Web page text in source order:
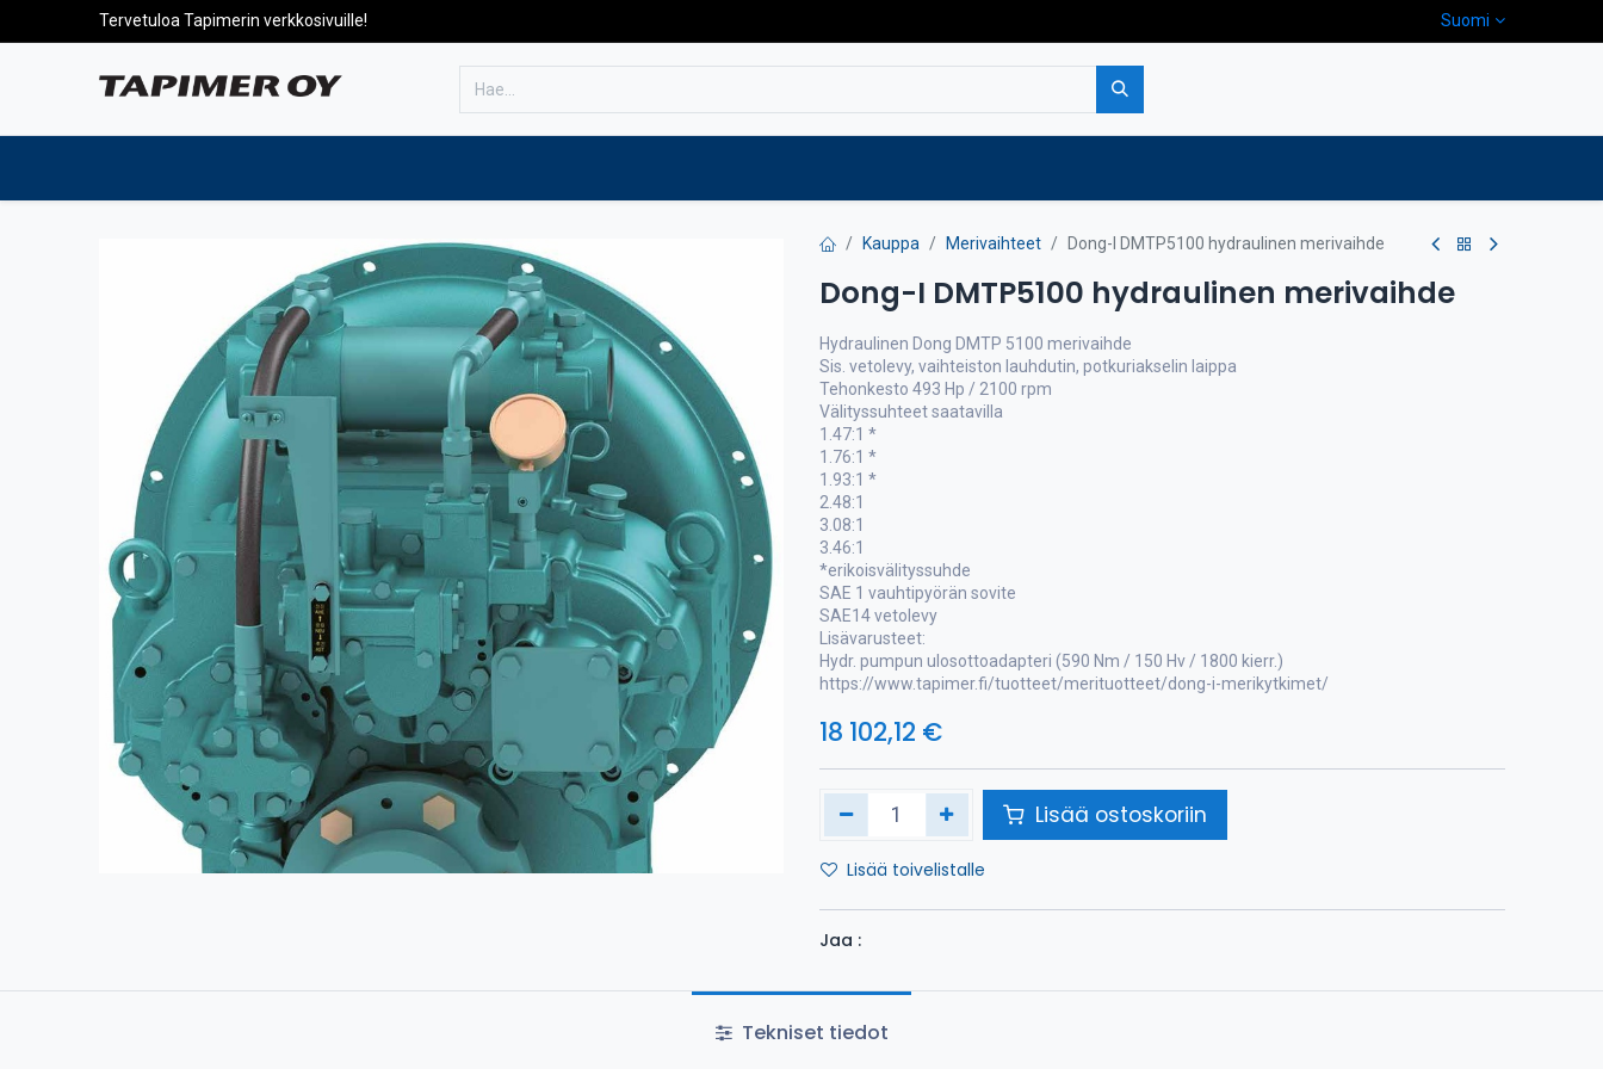
Tervetuloa Tapimerin verkkosivuille! Suomi
Kauppa Merivaihteet Dong-I DMTP5100 hydraulinen merivaihde
Dong-I DMTP5100 hydraulinen merivaihde
Hydraulinen Dong DMTP 5100 merivaihde
Sis. vetolevy, vaihteiston lauhdutin, potkuriakselin laippa
Tehonkesto 493 Hp / 2100 rpm
Välityssuhteet saatavilla
1.47:1 *
1.76:1 *
1.93:1 *
2.48:1
3.08:1
3.46:1
*erikoisvälityssuhde
SAE 1 vauhtipyörän sovite
SAE14 vetolevy
Lisävarusteet:
Hydr. pumpun ulosottoadapteri (590 Nm / 150 Hv / 1800 kierr.)
https://www.tapimer.fi/tuotteet/merituotteet/dong-i-merikytkimet/
18 102,12 €
Lisää ostoskoriin
Lisää toivelistalle
Jaa :
Tekniset tiedot